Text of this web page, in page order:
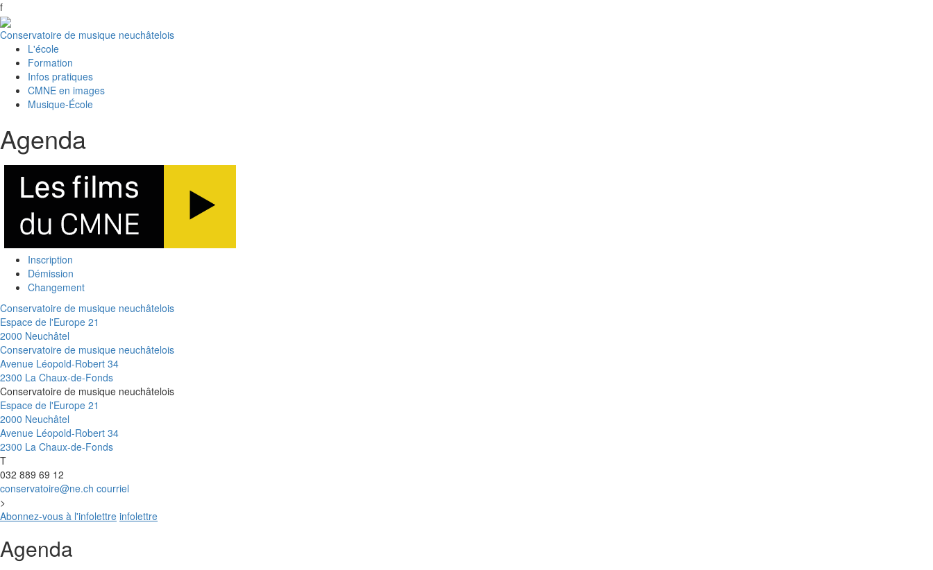
f
Conservatoire de musique neuchâtelois
L'école
Formation
Infos pratiques
CMNE en images
Musique-École
Agenda
Inscription
Démission
Changement
Conservatoire de musique neuchâtelois
Espace de l'Europe 21
2000 Neuchâtel
Conservatoire de musique neuchâtelois
Avenue Léopold-Robert 34
2300 La Chaux-de-Fonds
Conservatoire de musique neuchâtelois
Espace de l'Europe 21
2000 Neuchâtel
Avenue Léopold-Robert 34
2300 La Chaux-de-Fonds
T
032 889 69 12
conservatoire@ne.ch courriel
>
Abonnez-vous à l'infolettre infolettre
Agenda